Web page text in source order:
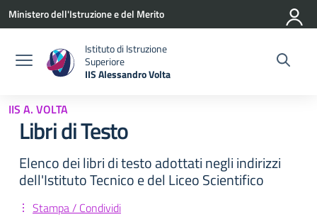
Vai ai contenuti
Vai al menu di navigazione
Vai al footer
Ministero dell'Istruzione e del Merito
Istituto di Istruzione
Superiore
IIS Alessandro Volta
IIS A. VOLTA
Libri di Testo
Elenco dei libri di testo adottati negli indirizzi
dell'Istituto Tecnico e del Liceo Scientifico
Stampa / Condividi